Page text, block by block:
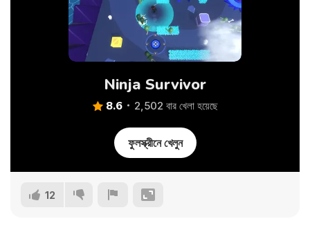
Ninja Survivor
8.6 2,502 বার খেলা হয়েছে
ফুলস্ক্রীনে খেলুন
12